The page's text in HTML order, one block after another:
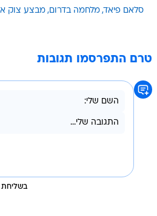
סלאם פיאד מלחמה בדרום מבצע צוק
טרם התפרסמו תגובות
בשליחת